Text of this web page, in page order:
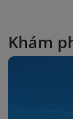
Khám